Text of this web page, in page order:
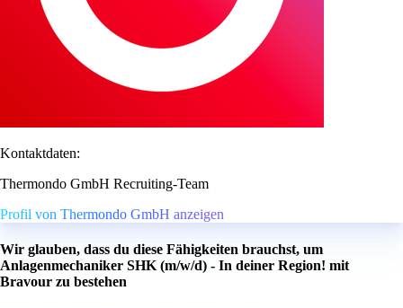
Kontaktdaten:
Thermondo GmbH Recruiting-Team
Profil von Thermondo GmbH anzeigen
Wir glauben, dass du diese Fähigkeiten brauchst, um
Anlagenmechaniker SHK (m/w/d) - In deiner Region! mit
Bravour zu bestehen